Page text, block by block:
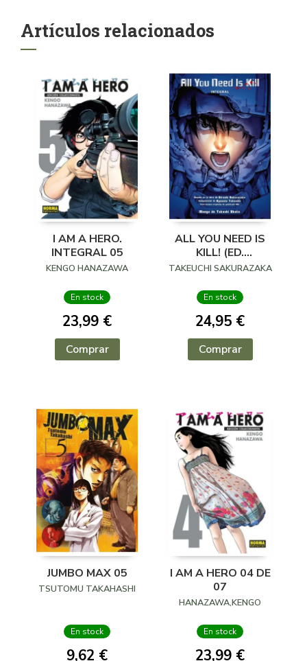
Artículos relacionados
I AM A HERO.
INTEGRAL 05
KENGO HANAZAWA
En stock
23,99 €
Comprar
ALL YOU NEED IS
KILL! (ED.
COLECCIONISTA)
TAKEUCHI SAKURAZAKA
En stock
24,95 €
Comprar
JUMBO MAX 05
TSUTOMU TAKAHASHI
En stock
9,62 €
I AM A HERO 04 DE
07
HANAZAWA,KENGO
En stock
23,99 €